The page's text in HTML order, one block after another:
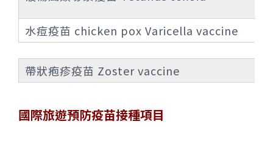
水痘疫苗 chicken pox Varicella vaccine
帶狀疱疹疫苗 Zoster vaccine
國際旅遊預防疫苗接種項目